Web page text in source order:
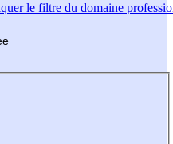
le filtre du domaine